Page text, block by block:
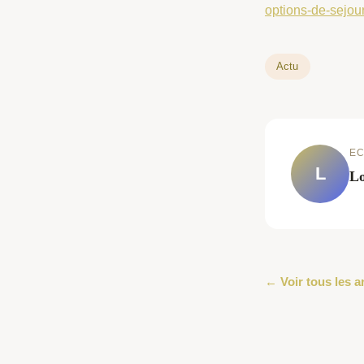
options-de-
Actu
L
← Voir tous les